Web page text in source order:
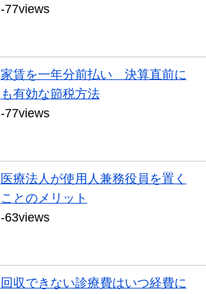
-77views
家賃を一年分前払い 決算直前に
も有効な節税方法
-77views
医療法人が使用人兼務役員を置く
ことのメリット
-63views
回収できない診療費はいつ経費に